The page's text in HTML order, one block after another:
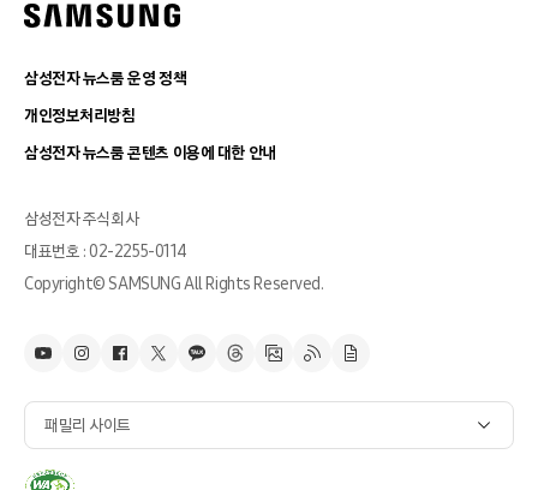
삼성전자 뉴스룸 운영 정책
개인정보처리방침
삼성전자 뉴스룸 콘텐츠 이용에 대한 안내
삼성전자 주식회사
대표번호 : 02-2255-0114
Copyright© SAMSUNG All Rights Reserved.
패밀리 사이트